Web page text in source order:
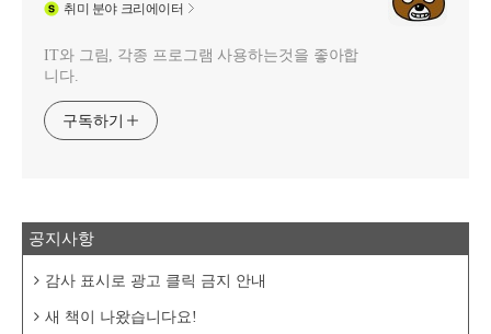
취미 분야 크리에이터
IT와 그림, 각종 프로그램 사용하는것을 좋아합
니다.
구독하기
공지사항
감사 표시로 광고 클릭 금지 안내
새 책이 나왔습니다요!